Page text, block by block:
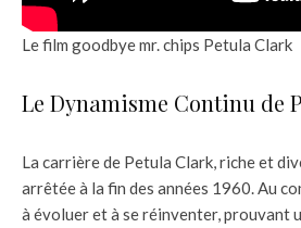
Le film goodbye mr. chips Petula Clark
Le Dynamisme Continu de
La carrière de Petula Clark, riche et
arrêtée à la fin des années 1960. Au
à évoluer et à se réinventer, prouvant